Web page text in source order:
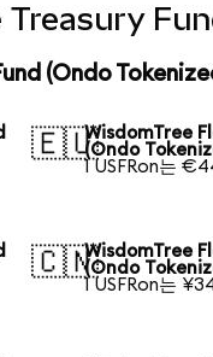
Fund
(Ondo
🇪🇺WisdomTree
(Ondo
1 USFRon는
🇨🇳WisdomTree
(Ondo
1 USFRon는